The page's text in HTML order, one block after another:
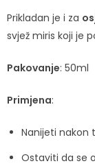
Prikladan je i za
svjež miris koji je
Pakovanje: 50ml
Primjena:
Nanijeti nakon
Ostaviti da se